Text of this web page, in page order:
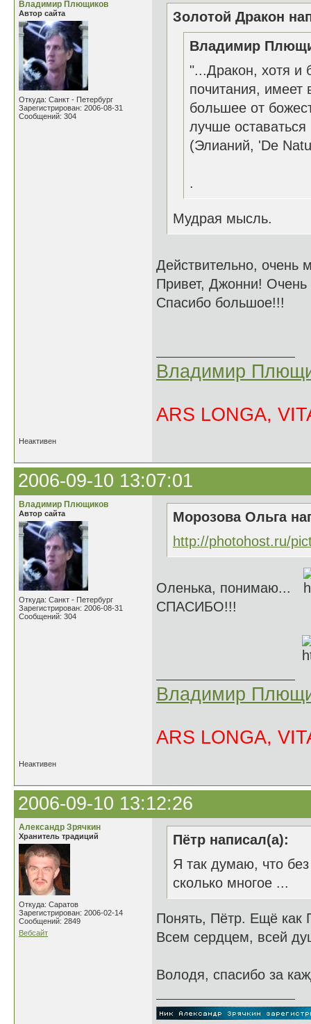
Владимир Плющиков
Автор сайта
Откуда: Санкт - Петербург
Зарегистрирован: 2006-08-31
Сообщений: 304
Золотой Дракон
Владимир
"...Дракон, хотя и
почитания, имеет
большее от
лучше
(Элианий, 'De
.
Мудрая мысль.
Действительно, очень
Привет, Джонни! Очень
Спасибо большое!!!
Владимир
ARS LONGA,
Неактивен
2006-09-10 13:07:01
Владимир Плющиков
Автор сайта
Откуда: Санкт - Петербург
Зарегистрирован: 2006-08-31
Сообщений: 304
Морозова Ольга
http://photohost.ru/
Оленька, понимаю...
СПАСИБО!!!
Владимир
ARS LONGA,
Неактивен
2006-09-10 13:12:26
Александр Зрячкин
Хранитель традиций
Откуда: Саратов
Зарегистрирован: 2006-02-14
Сообщений: 2849
Вебсайт
Пётр написал(а):
Я так думаю, что без
сколько многое ...
Понять, Пётр. Ещё
Всем сердцем, всей
Володя, спасибо за